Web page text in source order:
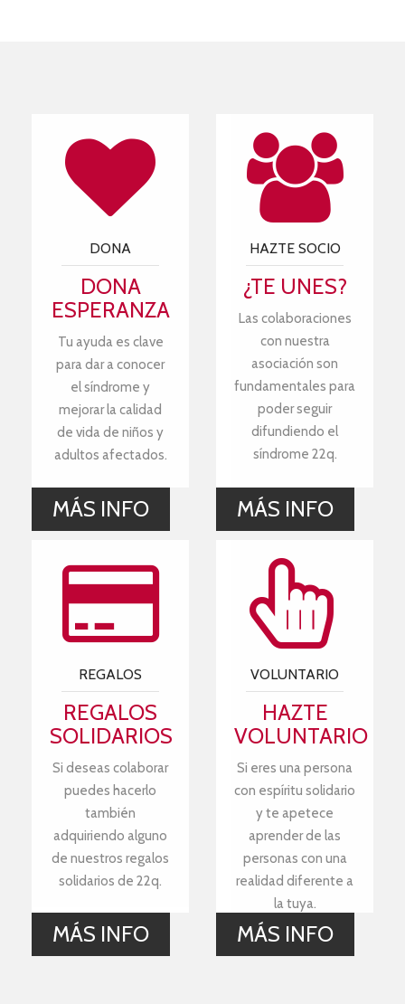
DONA
DONA
ESPERANZA
Tu ayuda es clave
para dar a conocer
el síndrome y
mejorar la calidad
de vida de niños y
adultos afectados.
MÁS INFO
HAZTE SOCIO
¿TE UNES?
Las colaboraciones
con nuestra
asociación son
fundamentales para
poder seguir
difundiendo el
síndrome 22q.
MÁS INFO
REGALOS
REGALOS
SOLIDARIOS
Si deseas colaborar
puedes hacerlo
también
adquiriendo alguno
de nuestros regalos
solidarios de 22q.
MÁS INFO
VOLUNTARIO
HAZTE
VOLUNTARIO
Si eres una persona
con espíritu solidario
y te apetece
aprender de las
personas con una
realidad diferente a
la tuya.
MÁS INFO